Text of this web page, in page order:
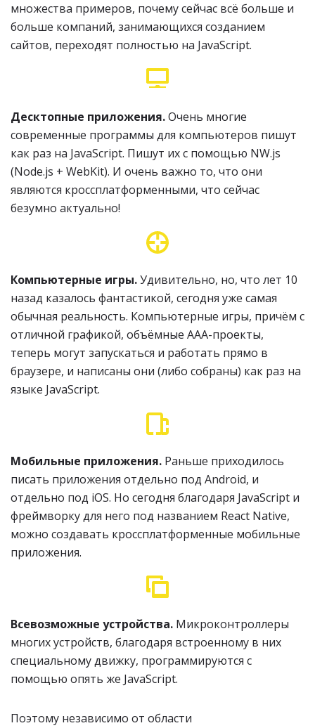
множества примеров, почему сейчас всё больше и
больше компаний, занимающихся созданием
сайтов, переходят полностью на JavaScript.
Десктопные приложения.Очень многие
современные программы для компьютеров пишут
как раз на JavaScript. Пишут их с помощью NW.js
(Node.js + WebKit). И очень важно то, что они
являются кроссплатформенными, что сейчас
безумно актуально!
Компьютерные игры.Удивительно, но, что лет 10
назад казалось фантастикой, сегодня уже самая
обычная реальность. Компьютерные игры, причём с
отличной графикой, объёмные AAA-проекты,
теперь могут запускаться и работать прямо в
браузере, и написаны они (либо собраны) как раз на
языке JavaScript.
Мобильные приложения. Раньше приходилось
писать приложения отдельно под Android, и
отдельно под iOS. Но сегодня благодаря JavaScript и
фреймворку для него под названием React Native,
можно создавать кроссплатформенные мобильные
приложения.
Всевозможные устройства. Микроконтроллеры
многих устройств, благодаря встроенному в них
специальному движку, программируются с
помощью опять же JavaScript.
Поэтому независимо от области